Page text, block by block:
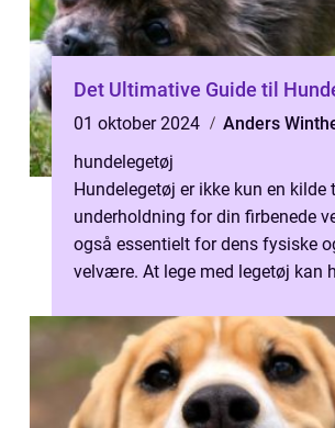
Det Ultimative Guide til
01 oktober 2024
Anders
hundelegetøj
Hundelegetøj er ikke kun en kilde
underholdning for din firbenede
også essentielt for dens fysiske
velvære. At lege med legetøj kan